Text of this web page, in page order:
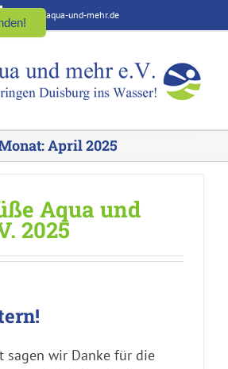
kontakt@aqua-und-mehr.de
April 2025
Aqua und
2025
sagen wir Danke für die